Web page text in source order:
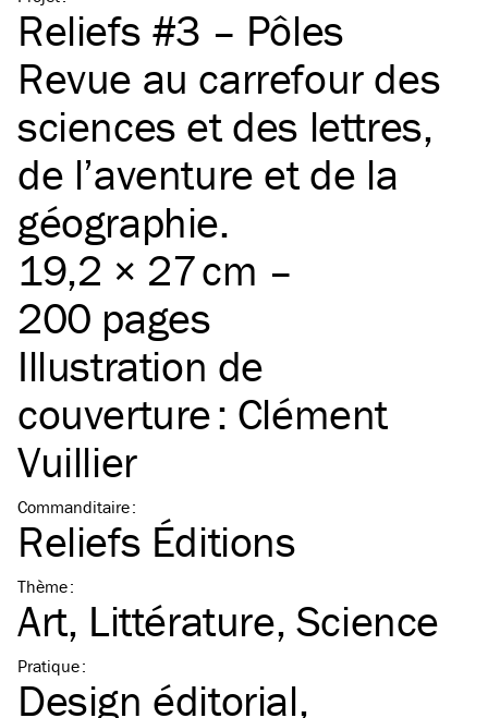
Reliefs #3 – Pôles
Revue au carrefour des
sciences et des lettres,
de l’aventure et de la
géographie.
19,2 × 27 cm –
200 pages
Illustration de
couverture : Clément
Vuillier
Commanditaire:
Reliefs Éditions
Thème:
Art Littérature Science
Pratique:
Design éditorial